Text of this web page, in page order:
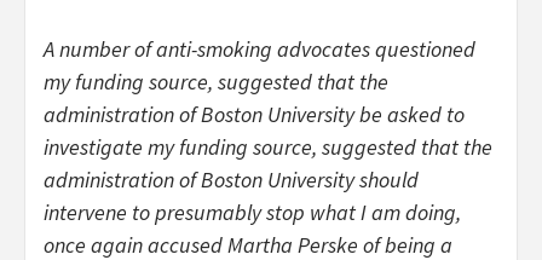
A number of anti-smoking advocates questioned
my funding source, suggested that the
administration of Boston University be asked to
investigate my funding source, suggested that the
administration of Boston University should
intervene to presumably stop what I am doing,
once again accused Martha Perske of being a